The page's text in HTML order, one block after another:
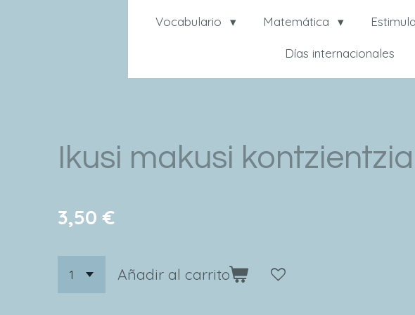
Vocabulario Matemática
Días internacionales
Ikusi makusi
3,50 €
Añadir al carrito